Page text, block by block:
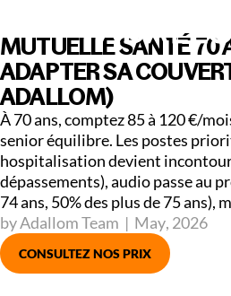
MUTUELLE SANTÉ 70
ADAPTER SA
ADALLOM)
À 70 ans, comptez 85 à 120 €/
senior équilibre. Les postes
hospitalisation devient
dépassements), audio passe au
74 ans, 50% des plus de 75 ans),
by Adallom Team | May, 2026
CONSULTEZ NOS PRIX